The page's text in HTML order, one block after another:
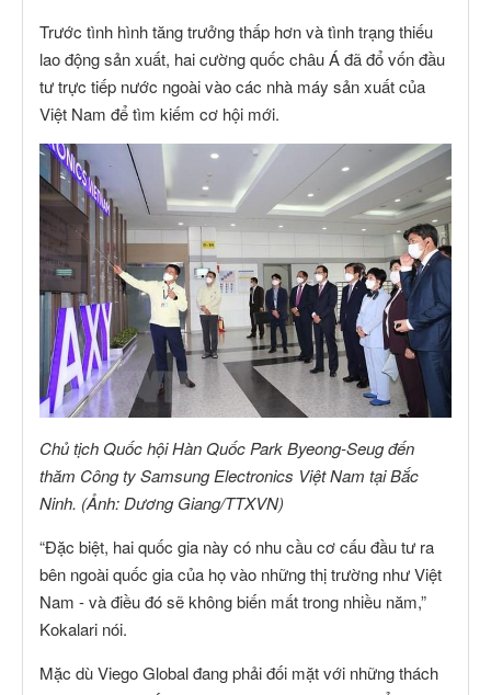
Trước tình hình tăng trưởng thấp hơn và tình trạng thiếu
lao động sản xuất, hai cường quốc châu Á đã đổ vốn đầu
tư trực tiếp nước ngoài vào các nhà máy sản xuất của
Việt Nam để tìm kiếm cơ hội mới.
Chủ tịch Quốc hội Hàn Quốc Park Byeong-Seug đến
thăm Công ty Samsung Electronics Việt Nam tại Bắc
Ninh. (Ảnh: Dương Giang/TTXVN)
“Đặc biệt, hai quốc gia này có nhu cầu cơ cấu đầu tư ra
bên ngoài quốc gia của họ vào những thị trường như Việt
Nam - và điều đó sẽ không biến mất trong nhiều năm,”
Kokalari nói.
Mặc dù Viego Global đang phải đối mặt với những thách